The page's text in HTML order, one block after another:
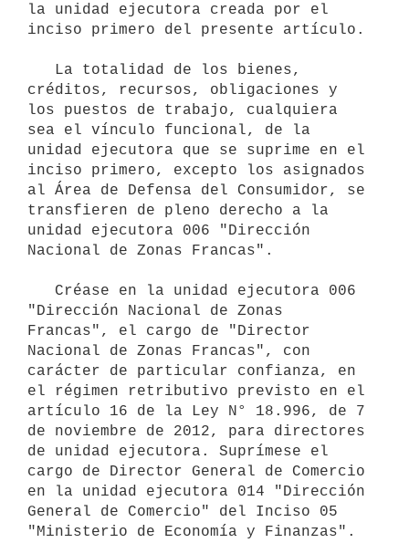
la unidad ejecutora creada por el
inciso primero del presente artículo.
créditos, recursos, obligaciones y
los puestos de trabajo, cualquiera
sea el vínculo funcional, de la
unidad ejecutora que se suprime en el
inciso primero, excepto los asignados
al Área de Defensa del Consumidor, se
transfieren de pleno derecho a la
unidad ejecutora 006 "Dirección
Nacional de Zonas Francas".
"Dirección Nacional de Zonas
Francas", el cargo de "Director
Nacional de Zonas Francas", con
carácter de particular confianza, en
el régimen retributivo previsto en el
artículo 16 de la Ley N° 18.996, de 7
de noviembre de 2012, para directores
de unidad ejecutora. Suprímese el
cargo de Director General de Comercio
en la unidad ejecutora 014 "Dirección
General de Comercio" del Inciso 05
"Ministerio de Economía y Finanzas".